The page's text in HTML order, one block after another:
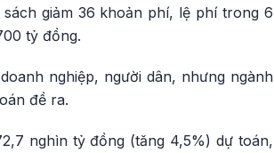
giảm 36 khoản phí, lệ phí trong 6
tỷ đồng.
nghiệp, người dân, nhưng ngành
đề ra.
nghìn tỷ đồng (tăng 4,5%) dự toán,